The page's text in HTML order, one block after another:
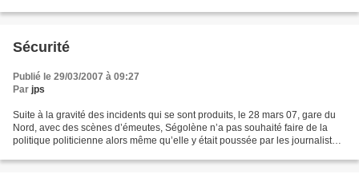
Sécurité
Publié le 29/03/2007 à 09:27
Par jps
Suite à la gravité des incidents qui se sont produits, le 28 mars 07, gare du
Nord, avec des scènes d’émeutes, Ségolène n’a pas souhaité faire de la
politique politicienne alors même qu’elle y était poussée par les journalistes